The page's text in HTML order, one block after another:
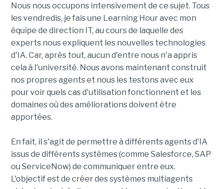
Nous nous occupons intensivement de ce sujet. Tous
les vendredis, je fais une Learning Hour avec mon
équipe de direction IT, au cours de laquelle des
experts nous expliquent les nouvelles technologies
d'IA. Car, après tout, aucun d'entre nous n'a appris
cela à l'université. Nous avons maintenant construit
nos propres agents et nous les testons avec eux
pour voir quels cas d'utilisation fonctionnent et les
domaines où des améliorations doivent être
apportées.
En fait, il s'agit de permettre à différents agents d'IA
issus de différents systèmes (comme Salesforce, SAP
ou ServiceNow) de communiquer entre eux.
L'objectif est de créer des systèmes multiagents